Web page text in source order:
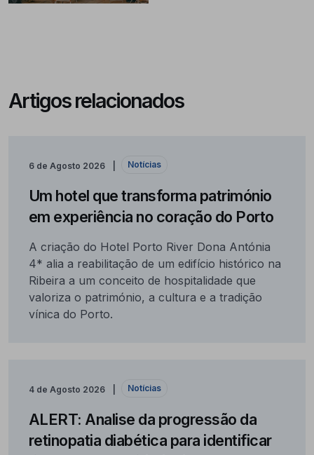
Artigos relacionados
6 de Agosto 2026 Notícias
Um hotel que transforma património
em experiência no coração do Porto
A criação do Hotel Porto River Dona Antónia
4* alia a reabilitação de um edifício histórico na
Ribeira a um conceito de hospitalidade que
valoriza o património, a cultura e a tradição
vínica do Porto.
4 de Agosto 2026 Notícias
ALERT: Analise da progressão da
retinopatia diabética para identificar